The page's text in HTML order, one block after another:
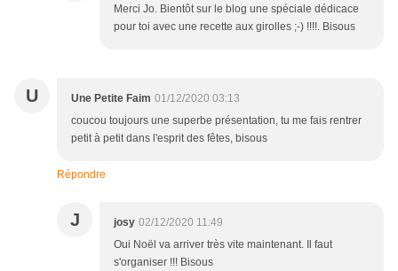
Merci Jo. Bientôt sur le blog une spéciale dédicace
pour toi avec une recette aux girolles ;-) !!!!. Bisous
U Une Petite Faim 01/12/2020 03:13
coucou toujours une superbe présentation, tu me fais rentrer
petit à petit dans l'esprit des fêtes, bisous
Répondre
J josy 02/12/2020 11:49
Oui Noël va arriver très vite maintenant. Il faut
s'organiser !!! Bisous